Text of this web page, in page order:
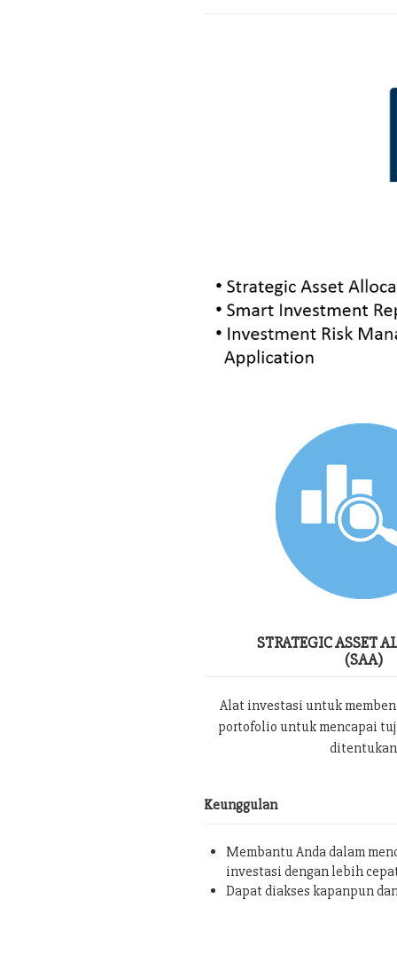
STRATEGIC ASSET
(SAA)
Alat investasi untuk
portofolio untuk mencapai
ditentukan
Keunggulan
Membantu Anda dalam
investasi dengan lebih
Dapat diakses kapanpun